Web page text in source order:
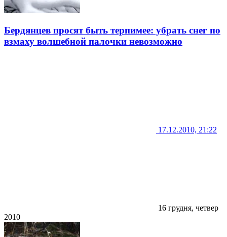
Бердянцев просят быть терпимее: убрать снег по
взмаху волшебной палочки невозможно
17.12.2010, 21:22
16 грудня, четвер
2010